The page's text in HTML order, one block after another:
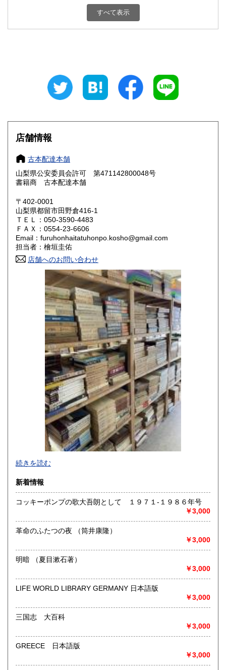
800円 富山県
800円 三重県
大阪府
奈良県
鳥取県 800円 島根県
岡山県
山口県 800円
香川県 800円 愛媛県
高知県 800円
800円 長崎県
800円 大分県
800円 鹿児島県
1,500円
すべて表示
店舗情報
古本配達本舗
山梨県公安委員会許可 第471142800048号
書籍商 古本配達本舗
〒402-0001
山梨県都留市田野倉416-1
ＴＥＬ：050-3590-4483
ＦＡＸ：0554-23-6606
Email：furuhonhaitatuhonpo.kosho@gmail.com
担当者：檜垣圭佑
店舗へのお問い合わせ
-
沿線名：-
最寄駅：-
営業時間：-
定休日：-
書籍の買取について
取り扱い分野
総記、哲学宗教、歴史、社会科学、自然科学、美術工芸、国
語国文、外国文学、古典籍、近代文献、趣味、外国書、サブ
カルチャー、古書一般（その他）
続きを読む
新着情報
コッキーポンプの歌大吾朗として １９７１-１９８６年号
￥3,000
革命のふたつの夜 （筒井康隆）
￥3,000
明暗 （夏目漱石著）
￥3,000
LIFE WORLD LIBRARY GERMANY 日本語版
￥3,000
三国志 大百科
￥3,000
GREECE 日本語版
￥3,000